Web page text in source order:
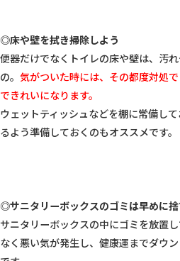
◎床や壁を拭き掃除しよう
便器だけでなくトイレの床や壁は、汚
の。 気がついた時には、その都度対処
できれいになります。
ウェットティッシュなどを棚に常備し
るよう準備しておくのもオススメです。
◎サニタリーボックスのゴミは早めに捨
サニタリーボックスの中にゴミを放置
なく悪い気が発生し、健康運までダウ